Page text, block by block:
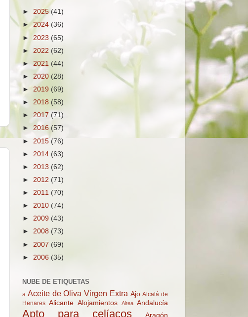
► 2025 (41)
►2024 (36)
► 2023 (65)
► 2022 (62)
► 2021 (44)
► 2020 (28)
► 2019 (69)
► 2018 (58)
► 2017 (71)
► 2016 (57)
► 2015 (76)
► 2014 (63)
► 2013 (62)
► 2012 (71)
► 2011 (70)
► 2010 (74)
► 2009 (43)
► 2008 (73)
► 2007 (69)
► 2006 (35)
NUBE DE ETIQUETAS
a Aceite de Oliva Virgen Extra Ajo Alcalá de
Henares Alicante Alojamientos Altea Andalucía
Apto para celíacos Aragón